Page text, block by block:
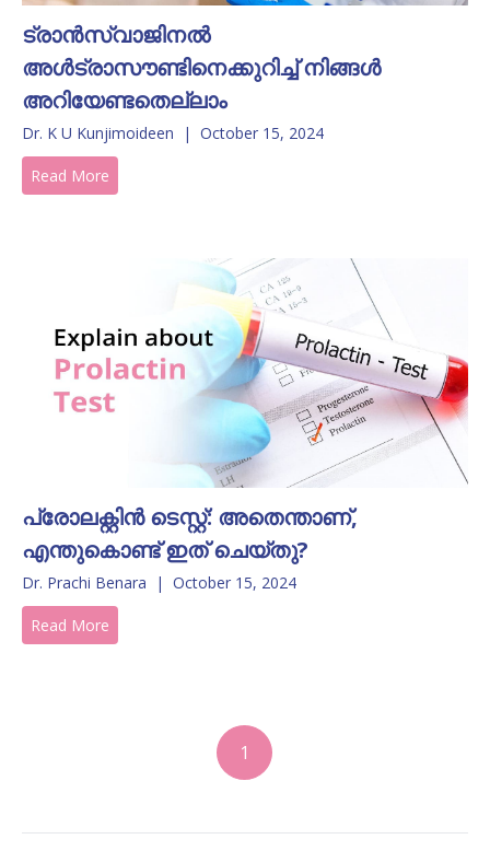
ട്രാൻസ്വാജിനൽ
അൾട്രാസൗണ്ടിനെക്കുറിച്ച് നിങ്ങൾ
അറിയേണ്ടതെല്ലാം
Dr. K U Kunjimoideen | October 15, 2024
Read More
പ്രോലക്റ്റിൻ ടെസ്റ്റ്: അതെന്താണ്,
എന്തുകൊണ്ട് ഇത് ചെയ്തു?
Dr. Prachi Benara | October 15, 2024
Read More
1